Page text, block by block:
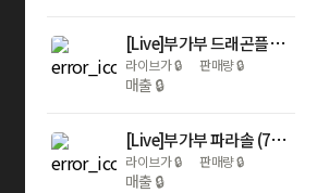
[Live]부가부 드래곤플라이 플러스 배시넷(6월 말 출고)
라이브가🔒 판매량🔒
매출 🔒
[Live]부가부 파라솔 (7월 배송)
라이브가🔒 판매량🔒
매출 🔒